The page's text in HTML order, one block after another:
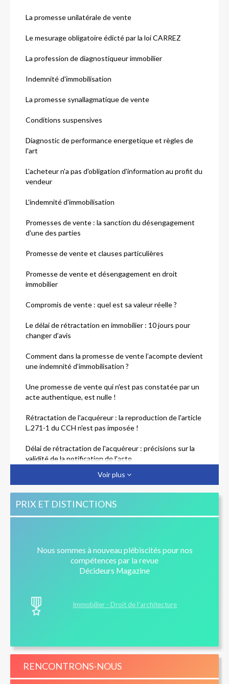
La promesse unilatérale de vente
Le mesurage obligatoire édicté par la loi CARREZ
La profession de diagnostiqueur immobilier
Indemnité d'immobilisation
La promesse synallagmatique de vente
Conditions suspensives
Diagnostic de performance energetique et règles de
l'art
L'acheteur n'a pas d'obligation d'information au profit du
vendeur
L'indemnité d'immobilisation
Promesses de vente : la sanction du désengagement
d'une des parties
Promesse de vente et clauses particulières
Promesse de vente et désengagement en droit
immobilier
Compromis de vente : quel est sa valeur réelle ?
Le délai de rétractation en immobilier : 10 jours pour
changer d’avis
Comment dans la promesse de vente l’acompte devient
une indemnité d’immobilisation ?
Une promesse de vente qui n'est pas constatée par un
acte authentique, est nulle !
Rétractation de l'acquéreur : la reproduction de l'article
L.271-1 du CCH n'est pas imposée !
Délai de rétractation de l'acquéreur : précisions sur la
validité de la notification de l'acte
Voir plus
PRIX ET DISTINCTIONS
Nous sommes à nouveau plébiscités pour nos
compétences par la revue
Décideurs Magazine
Immobilier - Droit de l’architecture
RENCONTRONS-NOUS